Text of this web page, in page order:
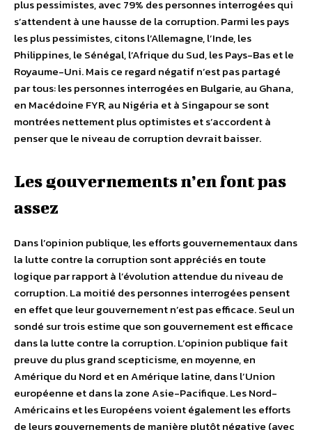
plus pessimistes, avec 79% des personnes interrogées qui
s’attendent à une hausse de la corruption. Parmi les pays
les plus pessimistes, citons l’Allemagne, l’Inde, les
Philippines, le Sénégal, l’Afrique du Sud, les Pays-Bas et le
Royaume-Uni. Mais ce regard négatif n’est pas partagé
par tous: les personnes interrogées en Bulgarie, au Ghana,
en Macédoine FYR, au Nigéria et à Singapour se sont
montrées nettement plus optimistes et s’accordent à
penser que le niveau de corruption devrait baisser.
Les gouvernements n’en font pas
assez
Dans l’opinion publique, les efforts gouvernementaux dans
la lutte contre la corruption sont appréciés en toute
logique par rapport à l’évolution attendue du niveau de
corruption. La moitié des personnes interrogées pensent
en effet que leur gouvernement n’est pas efficace. Seul un
sondé sur trois estime que son gouvernement est efficace
dans la lutte contre la corruption. L’opinion publique fait
preuve du plus grand scepticisme, en moyenne, en
Amérique du Nord et en Amérique latine, dans l’Union
européenne et dans la zone Asie-Pacifique. Les Nord-
Américains et les Européens voient également les efforts
de leurs gouvernements de manière plutôt négative (avec